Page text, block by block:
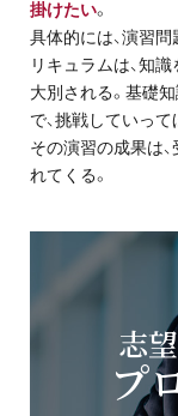
掛けたい。
具体的には、演習
リキュラムは、知
大別される。基礎
で、挑戦していっ
その演習の成果は
れてくる。
志
プ